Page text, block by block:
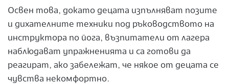
Освен това, докато децата изпълняват позите
и дихателните техники под ръководството на
инструктора по йога, възпитатели от лагера
наблюдават упражненията и са готови да
реагират, ако забележат, че някое от децата се
чувства некомфортно.